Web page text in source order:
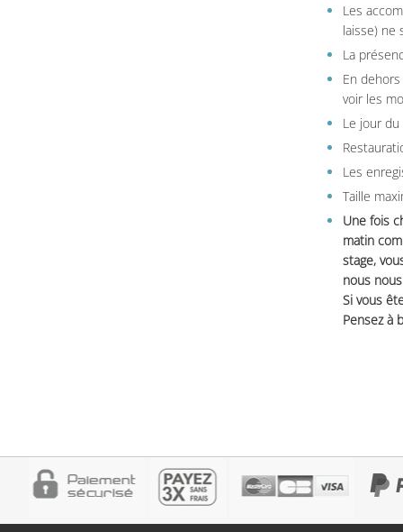
Les
laisse) ne
La
En
voir les
Le jour
Les
Taille
Une fois
matin
stage,
nous
Si vous
Pensez à